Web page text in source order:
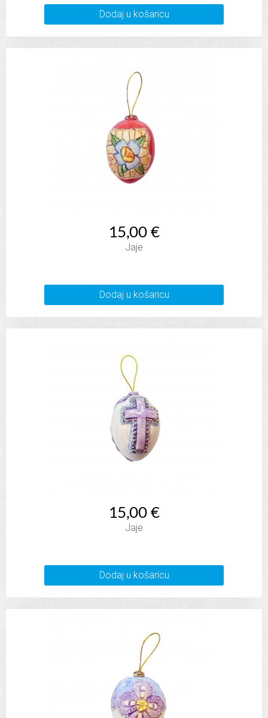
Dodaj u košaricu
15,00 €
Jaje
Dodaj u košaricu
15,00 €
Jaje
Dodaj u košaricu